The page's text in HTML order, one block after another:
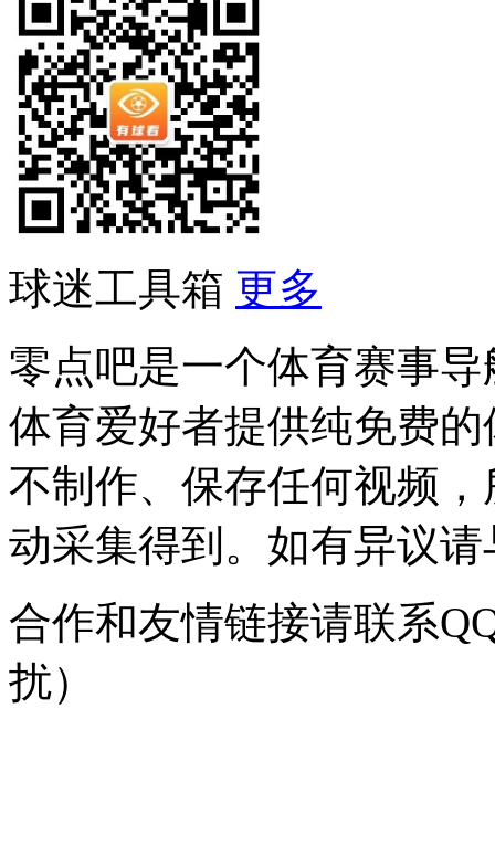
球迷工具箱 更多
零点吧是一个体育赛事
体育爱好者提供纯免费
不制作、保存任何视频
动采集得到。如有异议
合作和友情链接请联系
扰）